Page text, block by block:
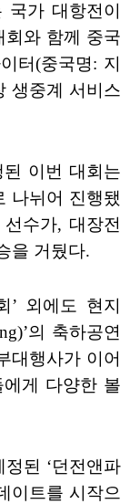
가 대항전이
와 함께 중국
터(중국명: 지
생중계 서비스
이번 대회는
나뉘어 진행됐
수가, 대장전
을 거뒀다.
’ 외에도 현지
의 축하공연
대행사가 이어
게 다양한 볼
된 ‘던전앤파
이트를 시작으